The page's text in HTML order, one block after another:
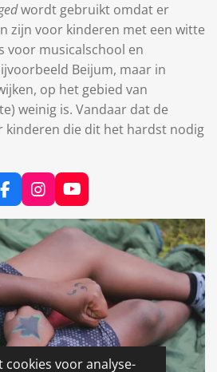
cookies voor analyse-
wordt gebruikt omdat er
zijn voor kinderen met een witte
voor musicalschool en
Beijum, maar in
op het gebied van
weinig is. Vandaar dat de
kinderen die dit het hardst nodig
F
a
c
e
b
o
o
k
I
n
s
t
a
a
m
Y
o
u
b
e